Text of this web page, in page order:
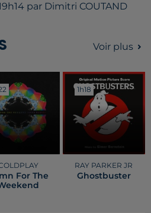
par Dimitri COUTAND
Voir plus
For The
1h18
1h18
RAY PARKER JR
Ghostbuster